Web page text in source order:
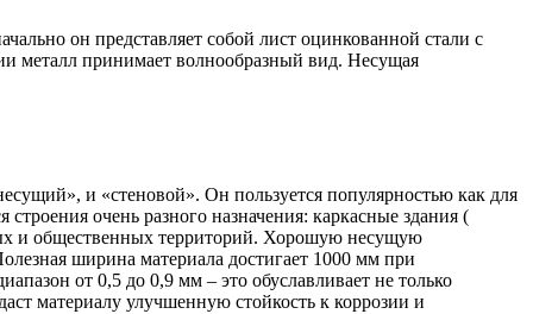
он представляет собой лист оцинкованной стали с
металл принимает волнообразный вид. Несущая
и «стеновой». Он пользуется популярностью как для
очень разного назначения: каркасные здания (
и общественных территорий. Хорошую несущую
ширина материала достигает 1000 мм при
от 0,5 до 0,9 мм – это обуславливает не только
материалу улучшенную стойкость к коррозии и